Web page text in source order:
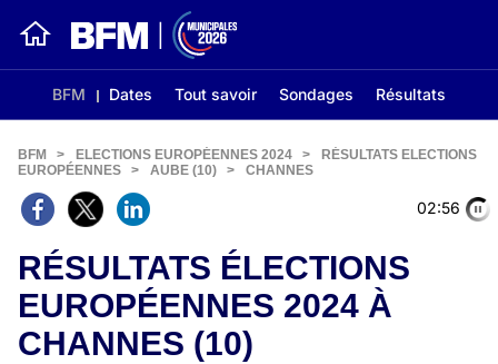
BFM Dates Tout savoir Sondages Résultats
02:56
BFM > ELECTIONS EUROPÉENNES 2024 >
RÉSULTATS ELECTIONS
EUROPÉENNES
> AUBE (10) > CHANNES
RÉSULTATS ÉLECTIONS
EUROPÉENNES 2024 À
CHANNES (10)